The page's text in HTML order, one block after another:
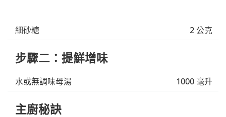
細砂糖 2 公克
步驟二：提鮮增味
水或無調味母湯 1000 毫升
主廚秘訣